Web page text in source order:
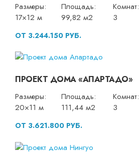
Размеры:
17×12 м
Площадь:
99,82 м2
Комнат:
3
ОТ 3.244.150 РУБ.
ПРОЕКТ ДОМА «АПАРТАДО»
Размеры:
20×11 м
Площадь:
111,44 м2
Комнат:
3
ОТ 3.621.800 РУБ.